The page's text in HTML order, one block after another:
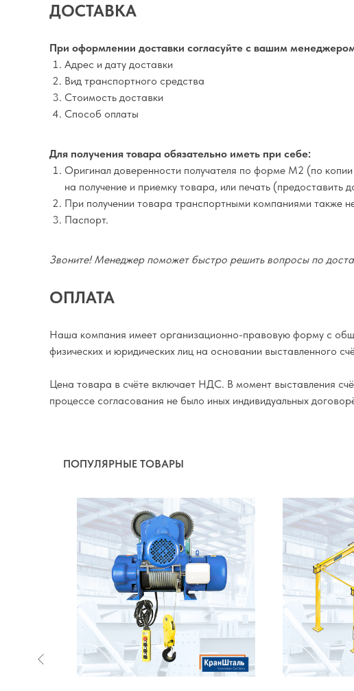
ДОСТАВКА
При оформлении доставки согласуйте с вашим
Адрес и дату доставки
Вид транспортного средства
Стоимость доставки
Способ оплаты
Для получения товара обязательно иметь при себе:
Оригинал доверенности получателя по форме М2 (по
на получение и приемку товара, или печать
При получении товара транспортными компаниями также
Паспорт.
Звоните! Менеджер поможет быстро решить вопросы по
ОПЛАТА
Наша компания имеет организационно-правовую форму с
физических и юридических лиц на основании выставленного
Цена товара в счёте включает НДС. В момент выставления
процессе согласования не было иных индивидуальных
ПОПУЛЯРНЫЕ ТОВАРЫ